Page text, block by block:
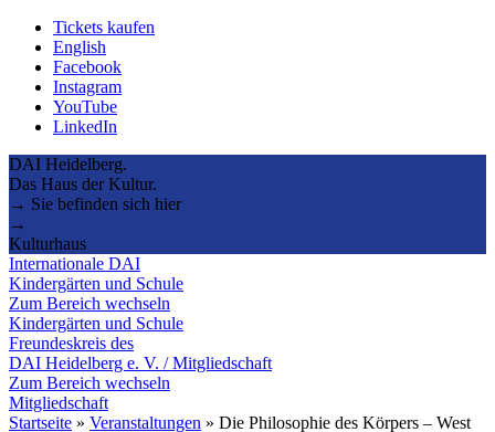
Tickets kaufen
English
Facebook
Instagram
YouTube
LinkedIn
DAI Heidelberg.
Das Haus der Kultur.
→ Sie befinden sich hier
→
Kulturhaus
Internationale DAI
Kindergärten und Schule
Zum Bereich wechseln
Kindergärten und Schule
Freundeskreis des
DAI Heidelberg e. V. / Mitgliedschaft
Zum Bereich wechseln
Mitgliedschaft
Startseite » Veranstaltungen » Die Philosophie des Körpers – West